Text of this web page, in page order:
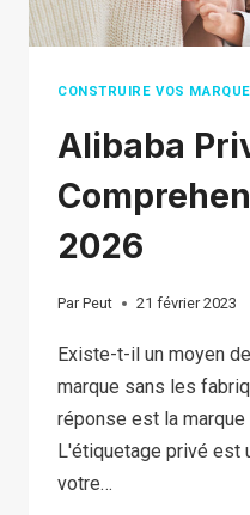
LA
DEMANDE
CONSTRUIRE VOS
Alibaba
2026
Par Peut 21 février 2023
Existe-t-il un moyen
marque sans les
réponse est la
L'étiquetage privé est
votre…